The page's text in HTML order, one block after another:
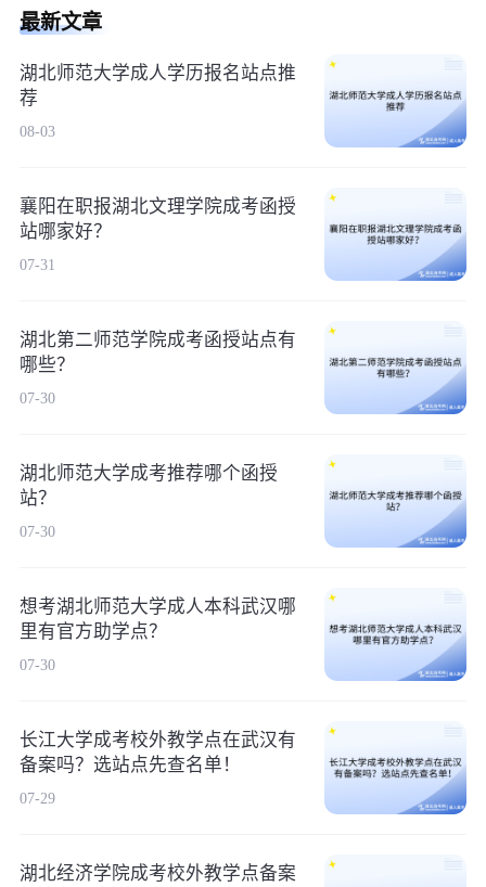
最新文章
湖北师范大学成人学历报名站点推
荐
08-03
襄阳在职报湖北文理学院成考函授
站哪家好？
07-31
湖北第二师范学院成考函授站点有
哪些？
07-30
湖北师范大学成考推荐哪个函授
站？
07-30
想考湖北师范大学成人本科武汉哪
里有官方助学点？
07-30
长江大学成考校外教学点在武汉有
备案吗？选站点先查名单！
07-29
湖北经济学院成考校外教学点备案